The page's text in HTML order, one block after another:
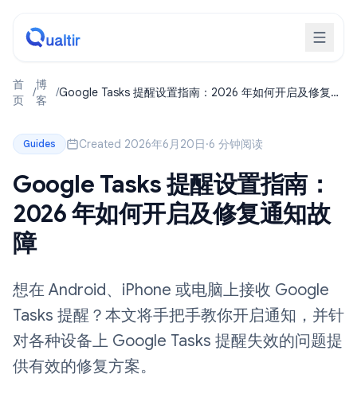
首
页
/
博
客
/Google Tasks 提醒设置指南：2026 年如何开启及修复通
Guides Created 2026年6月20日·6 分钟阅读
Google Tasks 提醒设置指南：
2026 年如何开启及修复通知故
障
想在 Android、iPhone 或电脑上接收 Google
Tasks 提醒？本文将手把手教你开启通知，并针
对各种设备上 Google Tasks 提醒失效的问题提
供有效的修复方案。